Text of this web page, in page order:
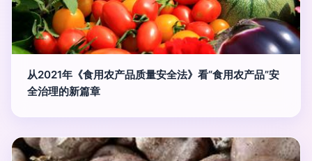
从2021年《食用农产品质量安全法》看“食用农产品”安
全治理的新篇章